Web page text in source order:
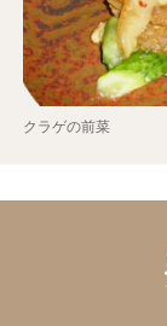
クラゲの前菜